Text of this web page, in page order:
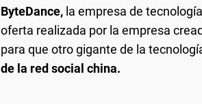
ByteDance, la empresa de
oferta realizada por la empresa
para que otro gigante de la
de la red social china.